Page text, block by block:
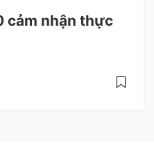
cảm nhận thực